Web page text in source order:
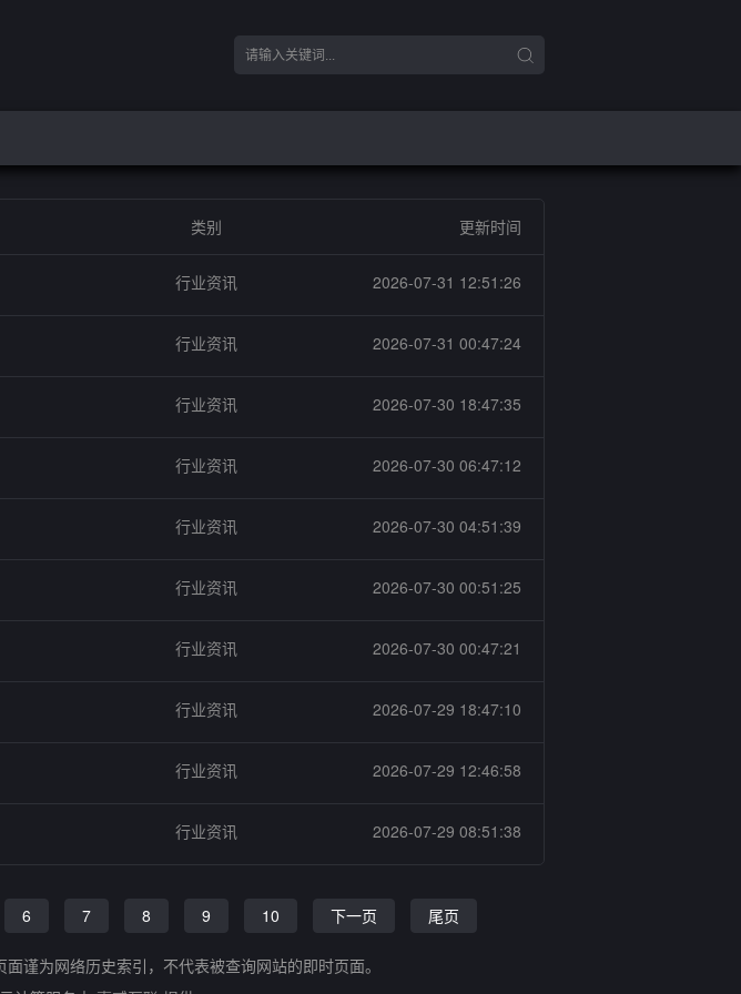
类别 更新时间
行业资讯 2026-07-31 12:51:26
行业资讯 2026-07-31 00:47:24
行业资讯 2026-07-30 18:47:35
行业资讯 2026-07-30 06:47:12
行业资讯 2026-07-30 04:51:39
行业资讯 2026-07-30 00:51:25
行业资讯 2026-07-30 00:47:21
行业资讯 2026-07-29 18:47:10
行业资讯 2026-07-29 12:46:58
行业资讯 2026-07-29 08:51:38
6 7 8 9 10 下一页 尾页
谨为网络历史索引，不代表被查询网站的即时页面。